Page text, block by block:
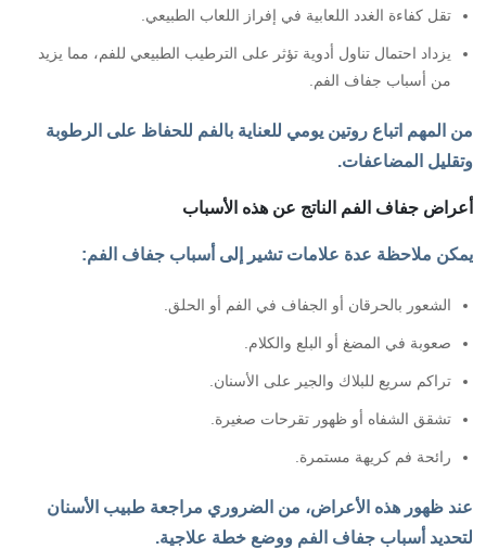
تقل كفاءة الغدد اللعابية في إفراز اللعاب الطبيعي.
يزداد احتمال تناول أدوية تؤثر على الترطيب الطبيعي للفم، مما يزيد
من أسباب جفاف الفم.
من المهم اتباع روتين يومي للعناية بالفم للحفاظ على الرطوبة
وتقليل المضاعفات.
أعراض جفاف الفم الناتج عن هذه الأسباب
يمكن ملاحظة عدة علامات تشير إلى أسباب جفاف الفم:
الشعور بالحرقان أو الجفاف في الفم أو الحلق.
صعوبة في المضغ أو البلع والكلام.
تراكم سريع للبلاك والجير على الأسنان.
تشقق الشفاه أو ظهور تقرحات صغيرة.
رائحة فم كريهة مستمرة.
عند ظهور هذه الأعراض، من الضروري مراجعة طبيب الأسنان
لتحديد أسباب جفاف الفم ووضع خطة علاجية.